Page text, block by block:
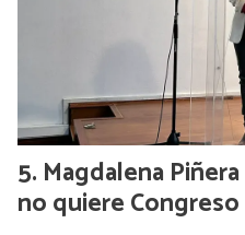
Magdalena
no quiere